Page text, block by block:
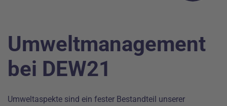
Umweltmanagement
bei DEW21
Umweltaspekte sind ein fester Bestandteil unserer